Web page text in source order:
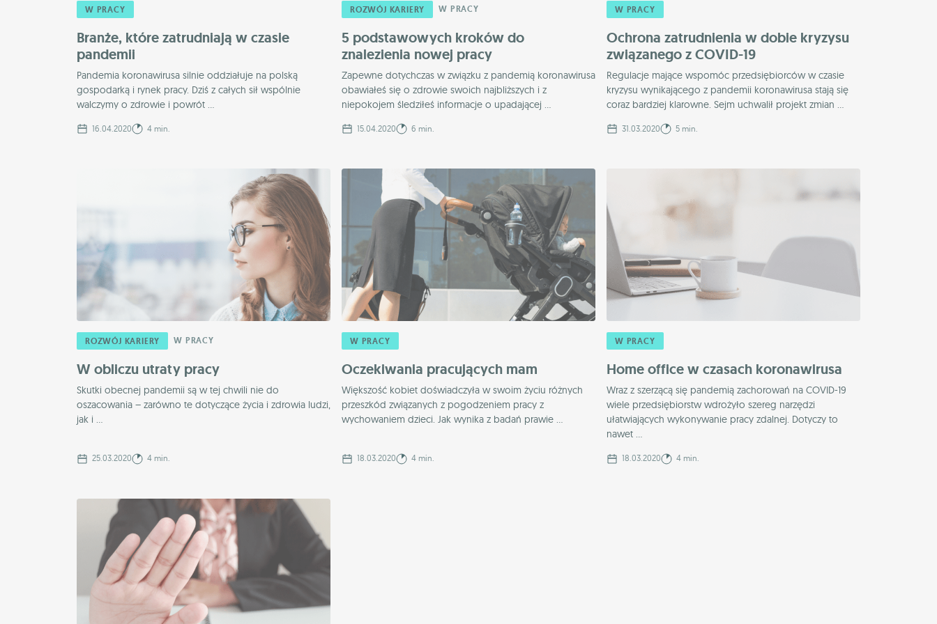
W PRACY
Branże, które zatrudniają w czasie
pandemii
Pandemia koronawirusa silnie oddziałuje na polską
gospodarką i rynek pracy. Dziś z całych sił wspólnie
walczymy o zdrowie i powrót ...
16.04.2020 4 min.
ROZWÓJ KARIERY W PRACY
5 podstawowych kroków do
znalezienia nowej pracy
Zapewne dotychczas w związku z pandemią koronawirusa
obawiałeś się o zdrowie swoich najbliższych i z
niepokojem śledziłeś informacje o upadającej ...
15.04.2020 6 min.
W PRACY
Ochrona zatrudnienia w dobie kryzysu
związanego z COVID-19
Regulacje mające wspomóc przedsiębiorców w czasie
kryzysu wynikającego z pandemii koronawirusa stają się
coraz bardziej klarowne. Sejm uchwalił projekt zmian ...
31.03.2020 5 min.
ROZWÓJ KARIERY W PRACY
W obliczu utraty pracy
Skutki obecnej pandemii są w tej chwili nie do
oszacowania – zarówno te dotyczące życia i zdrowia ludzi,
jak i ...
25.03.2020 4 min.
W PRACY
Oczekiwania pracujących mam
Większość kobiet doświadczyła w swoim życiu różnych
przeszkód związanych z pogodzeniem pracy z
wychowaniem dzieci. Jak wynika z badań prawie ...
18.03.2020 4 min.
W PRACY
Home office w czasach koronawirusa
Wraz z szerzącą się pandemią zachorowań na COVID-19
wiele przedsiębiorstw wdrożyło szereg narzędzi
ułatwiających wykonywanie pracy zdalnej. Dotyczy to
nawet ...
18.03.2020 4 min.